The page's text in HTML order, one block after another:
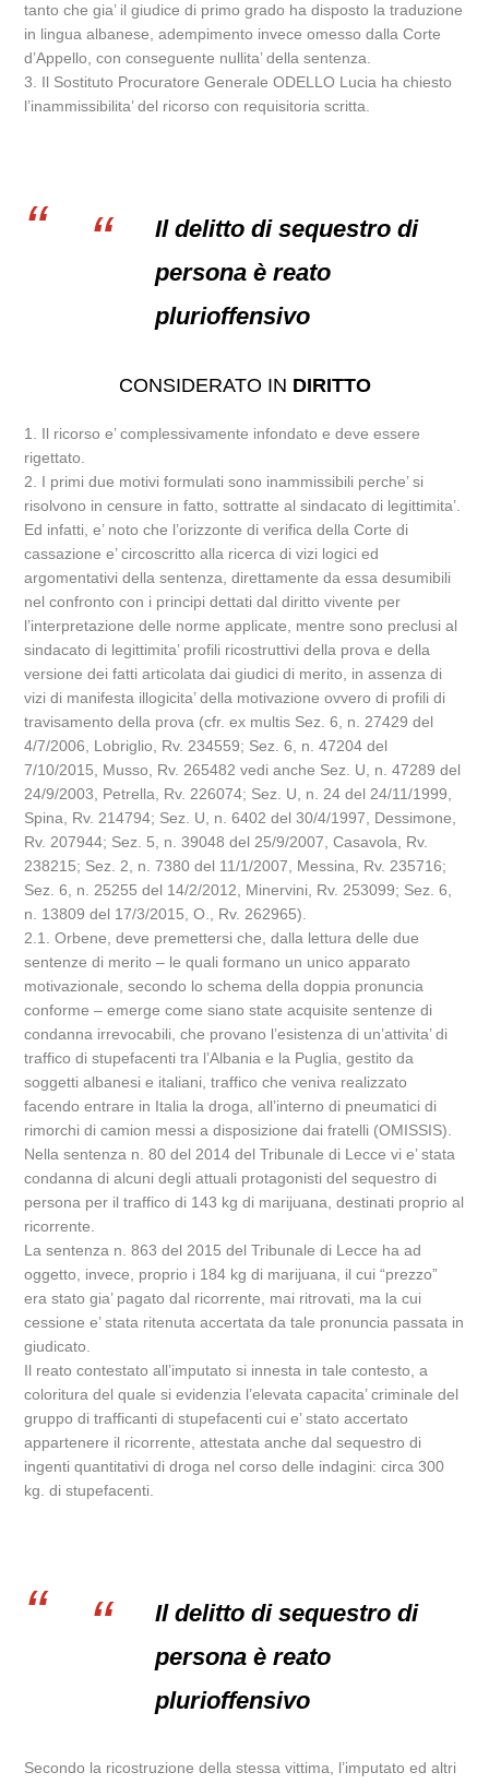
tanto che gia’ il giudice di primo grado ha disposto la traduzione
in lingua albanese, adempimento invece omesso dalla Corte
d’Appello, con conseguente nullita’ della sentenza.
3. Il Sostituto Procuratore Generale ODELLO Lucia ha chiesto
l’inammissibilita’ del ricorso con requisitoria scritta.
Il delitto di sequestro di
persona è reato
plurioffensivo
CONSIDERATO IN DIRITTO
1. Il ricorso e’ complessivamente infondato e deve essere
rigettato.
2. I primi due motivi formulati sono inammissibili perche’ si
risolvono in censure in fatto, sottratte al sindacato di legittimita’.
Ed infatti, e’ noto che l’orizzonte di verifica della Corte di
cassazione e’ circoscritto alla ricerca di vizi logici ed
argomentativi della sentenza, direttamente da essa desumibili
nel confronto con i principi dettati dal diritto vivente per
l’interpretazione delle norme applicate, mentre sono preclusi al
sindacato di legittimita’ profili ricostruttivi della prova e della
versione dei fatti articolata dai giudici di merito, in assenza di
vizi di manifesta illogicita’ della motivazione ovvero di profili di
travisamento della prova (cfr. ex multis Sez. 6, n. 27429 del
4/7/2006, Lobriglio, Rv. 234559; Sez. 6, n. 47204 del
7/10/2015, Musso, Rv. 265482 vedi anche Sez. U, n. 47289 del
24/9/2003, Petrella, Rv. 226074; Sez. U, n. 24 del 24/11/1999,
Spina, Rv. 214794; Sez. U, n. 6402 del 30/4/1997, Dessimone,
Rv. 207944; Sez. 5, n. 39048 del 25/9/2007, Casavola, Rv.
238215; Sez. 2, n. 7380 del 11/1/2007, Messina, Rv. 235716;
Sez. 6, n. 25255 del 14/2/2012, Minervini, Rv. 253099; Sez. 6,
n. 13809 del 17/3/2015, O., Rv. 262965).
2.1. Orbene, deve premettersi che, dalla lettura delle due
sentenze di merito – le quali formano un unico apparato
motivazionale, secondo lo schema della doppia pronuncia
conforme – emerge come siano state acquisite sentenze di
condanna irrevocabili, che provano l’esistenza di un’attivita’ di
traffico di stupefacenti tra l’Albania e la Puglia, gestito da
soggetti albanesi e italiani, traffico che veniva realizzato
facendo entrare in Italia la droga, all’interno di pneumatici di
rimorchi di camion messi a disposizione dai fratelli (OMISSIS).
Nella sentenza n. 80 del 2014 del Tribunale di Lecce vi e’ stata
condanna di alcuni degli attuali protagonisti del sequestro di
persona per il traffico di 143 kg di marijuana, destinati proprio al
ricorrente.
La sentenza n. 863 del 2015 del Tribunale di Lecce ha ad
oggetto, invece, proprio i 184 kg di marijuana, il cui “prezzo”
era stato gia’ pagato dal ricorrente, mai ritrovati, ma la cui
cessione e’ stata ritenuta accertata da tale pronuncia passata in
giudicato.
Il reato contestato all’imputato si innesta in tale contesto, a
coloritura del quale si evidenzia l’elevata capacita’ criminale del
gruppo di trafficanti di stupefacenti cui e’ stato accertato
appartenere il ricorrente, attestata anche dal sequestro di
ingenti quantitativi di droga nel corso delle indagini: circa 300
kg. di stupefacenti.
Il delitto di sequestro di
persona è reato
plurioffensivo
Secondo la ricostruzione della stessa vittima, l’imputato ed altri